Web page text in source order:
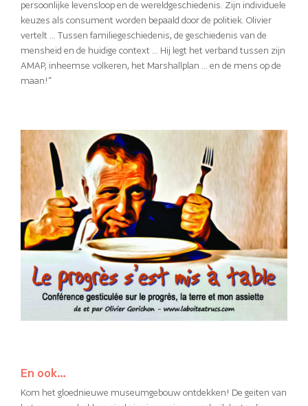
persoonlijke levensloop en de wereldgeschiedenis. Zijn individuele
keuzes als consument worden bepaald door de politiek. Olivier
vertelt … Tussen familiegeschiedenis, de geschiedenis van de
mensheid en de huidige context … Hij legt het verband tussen zijn
AMAP, inheemse volkeren, het Marshallplan … en de mens op de
maan!“
En ook…
Kom het gloednieuwe museumgebouw ontdekken! De geiten van